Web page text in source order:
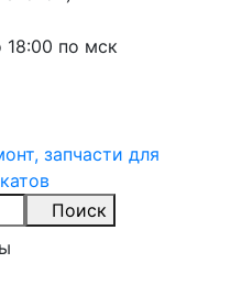
18:00 по мск
Поиск